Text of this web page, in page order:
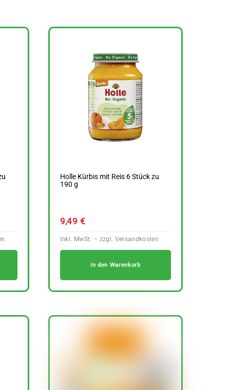
Holle Kürbis mit Reis 6 Stück zu
190 g
9,49 €
In den Warenkorb